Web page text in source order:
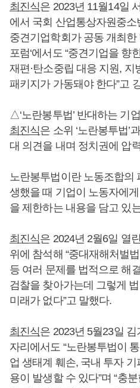
최진식은 2023년 11월14일
에서 국회 산업통상자원중
중견기업학회가 공동 개최
포럼‘에서도 “중견기업을 향
재편·탄소중립 대응 지원,
패키지가 가동돼야 한다”고
△‘노란봉투법’ 반대하는 기
최진식은 소위 ‘노란봉투법’
대 의견을 내며 정치권에 압
노란봉투법이란 노동조합의
생했을 때 기업이 노동자에
을 제한하는 내용을 담고 있
최진식은 2024년 2월6일 열린
위에 참석해 “중대재해처벌
등 여러 문제를 법적으로 해
검찰을 찾아가는데 그렇게
미래가 없다”고 말했다.
최진식은 2023년 5월23일
자리에서도 “노란봉투법이
업 생태계 훼손, 국내 투자
용이 발생할 수 있다”며 “충